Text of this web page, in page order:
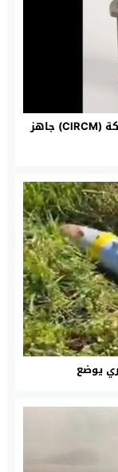
الإجراء المضاد للأشعة تحت الحمراء المشتركة (CIRCM) جاهز
يوضع